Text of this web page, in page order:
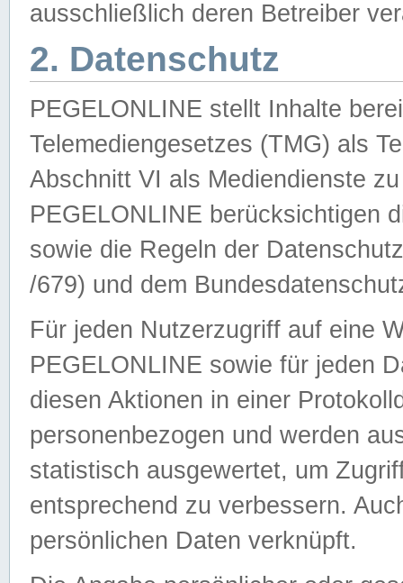
ausschließlich deren Betreiber
2. Datenschutz
PEGELONLINE stellt Inhalte
Telemediengesetzes (TMG) als
Abschnitt VI als Mediendienste
PEGELONLINE berücksichtigen
sowie die Regeln der
/679) und dem
Für jeden Nutzerzugriff auf eine
PEGELONLINE sowie für jeden
diesen Aktionen in einer
personenbezogen und werden
statistisch ausgewertet, um
entsprechend zu verbessern.
persönlichen Daten verknüpft.